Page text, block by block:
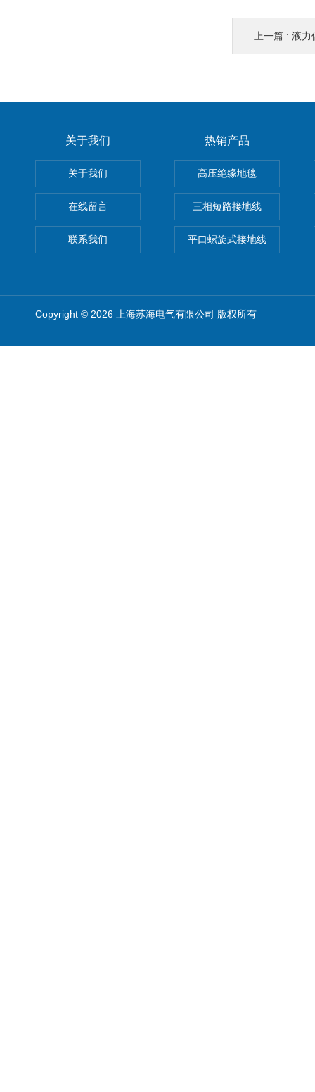
上一篇 : 液力
关于我们
关于我们
在线留言
联系我们
热销产品
高压绝缘地毯
三相短路接地线
平口螺旋式接地线
Copyright © 2026 上海苏海电气有限公司 版权所有